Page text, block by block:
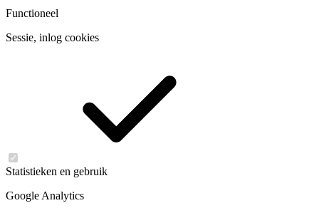
Functioneel
Sessie, inlog cookies
Statistieken en gebruik
Google Analytics